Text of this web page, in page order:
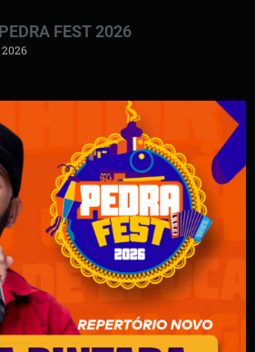
FEST 2026